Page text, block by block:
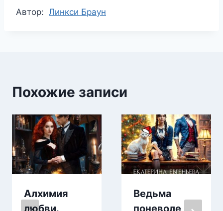
Метки
Автор: Линкси Браун
Похожие записи
Алхимия
любви.
Ведьма
поневоле,